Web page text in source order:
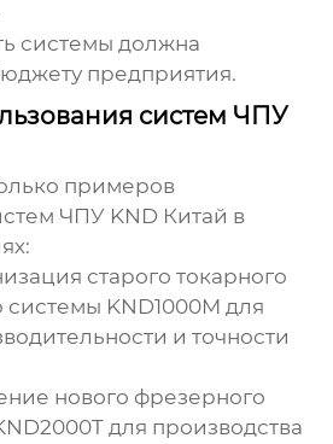
системы должна
предприятия.
систем ЧПУ
примеров
ЧПУ KND Китай в
старого токарного
системы KND1000M для
и точности
нового фрезерного
для производства